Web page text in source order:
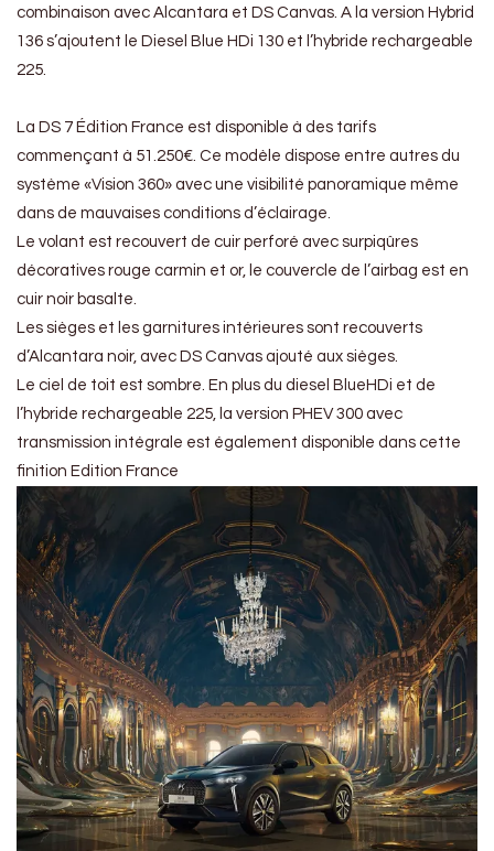
combinaison avec Alcantara et DS Canvas. A la version Hybrid
136 s’ajoutent le Diesel Blue HDi 130 et l’hybride rechargeable
225.
La DS 7 Édition France est disponible à des tarifs
commençant à 51.250€. Ce modèle dispose entre autres du
système «Vision 360» avec une visibilité panoramique même
dans de mauvaises conditions d’éclairage.
Le volant est recouvert de cuir perforé avec surpiqûres
décoratives rouge carmin et or, le couvercle de l’airbag est en
cuir noir basalte.
Les sièges et les garnitures intérieures sont recouverts
d’Alcantara noir, avec DS Canvas ajouté aux sièges.
Le ciel de toit est sombre. En plus du diesel BlueHDi et de
l’hybride rechargeable 225, la version PHEV 300 avec
transmission intégrale est également disponible dans cette
finition Edition France